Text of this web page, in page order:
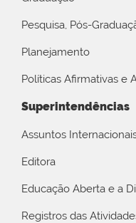
Pesquisa, Pós-
Planejamento
Políticas Afirmativas e
Superintendências
Assuntos
Editora
Educação Aberta e a
Registros das